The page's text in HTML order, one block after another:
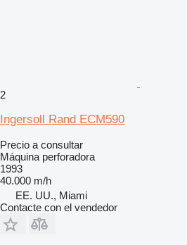
2
Ingersoll Rand ECM590
Precio a consultar
Máquina perforadora
1993
40.000 m/h
EE. UU., Miami
Contacte con el vendedor